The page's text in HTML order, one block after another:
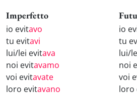
Imperfetto
io evitavo
tu evitavi
lui/lei evitava
noi evitavamo
voi evitavate
loro evitavano
io
tu
lui/
noi
voi
loro